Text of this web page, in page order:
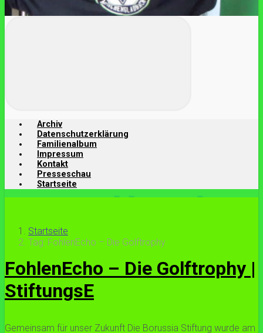
Archiv
Datenschutzerklärung
Familienalbum
Impressum
Kontakt
Presseschau
Startseite
Startseite
Tag: FohlenEcho – Die Golftrophy
FohlenEcho – Die Golftrophy |
StiftungsE
Gemeinsam für unser Zukunft Die Borussia Stiftung wurde am